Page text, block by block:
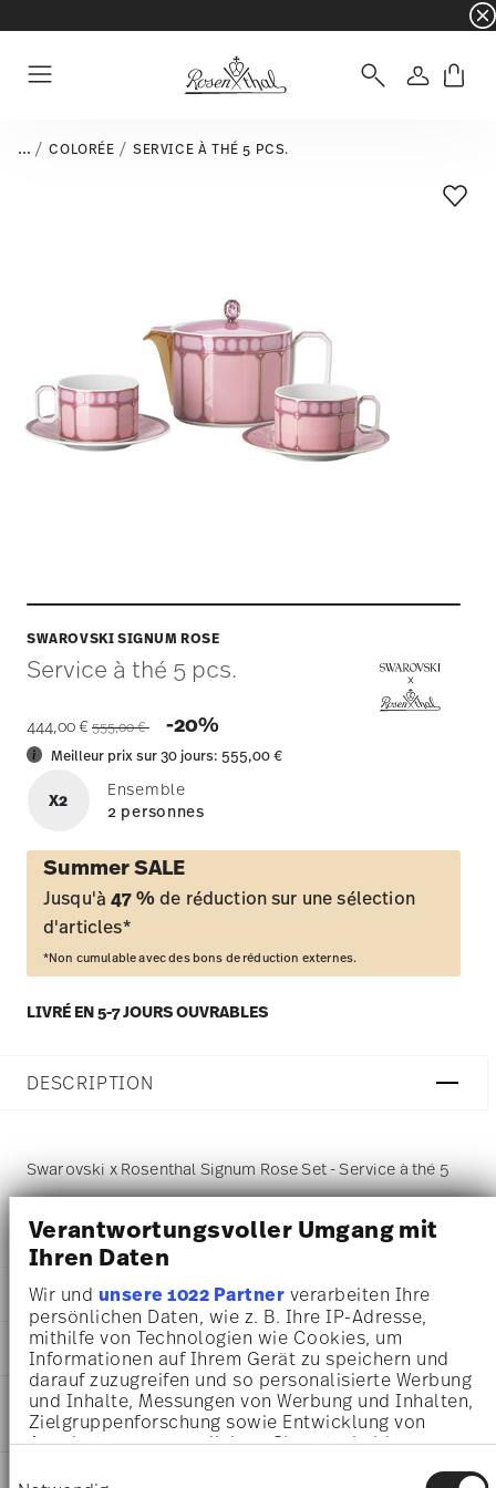
Verantwortungsvoller Umgang mit
Ihren Daten
Wir und unsere 1022 Partnerverarbeiten Ihre
persönlichen Daten, wie z. B. Ihre IP-Adresse,
mithilfe von Technologien wie Cookies, um
Informationen auf Ihrem Gerät zu speichern und
darauf zuzugreifen und so personalisierte Werbung
und Inhalte, Messungen von Werbung und Inhalten,
Zielgruppenforschung sowie Entwicklung von
Angeboten zu ermöglichen. Sie entscheiden
☀️ Summer SALE sur une sélection d'articles
... COLORÉE SERVICE À THÉ 5 PCS.
SWAROVSKI SIGNUM ROSE
Service à thé 5 pcs.
444,00 € Price reduced from
555,00 € -20%
Meilleur prix sur 30 jours: 555,00 €
X2
Ensemble
2 personnes
Summer SALE
Jusqu'à47 %de réduction sur une sélection
d'articles*
*Non cumulable avec des bons de réduction externes.
LIVRÉ EN 5-7 JOURS OUVRABLES
Liste
DESCRIPTION
Swarovski x Rosenthal Signum Rose Set - Service à thé 5
DÉTAILS
Swarovski x Rosenthal
Swarovski SIGNUM
Rose
Porcelaine
Rose
10570-426350-28511
DIMENSIONS
34,10 cm
27,00 cm
20,00 cm
INSTRUCTIONS D'ENTRETIEN ET DE
SÉCURITÉ
EXPÉDITION ET RETOURS